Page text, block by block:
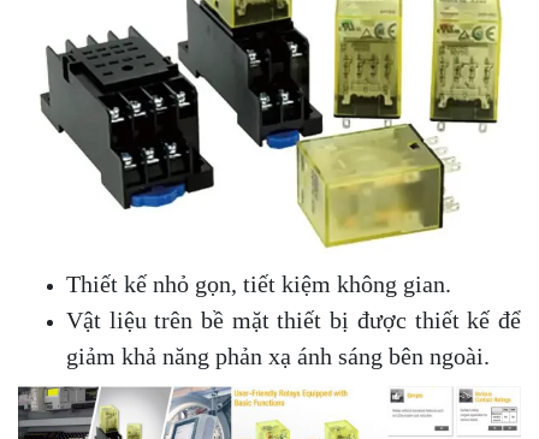
Thiết kế nhỏ gọn, tiết kiệm không gian.
Vật liệu trên bề mặt thiết bị được thiết kế để
giảm khả năng phản xạ ánh sáng bên ngoài.